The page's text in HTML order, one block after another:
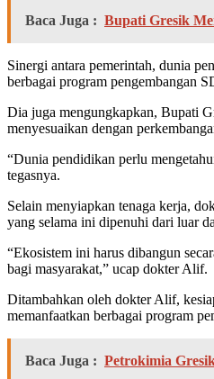
Baca Juga : Bupati Gresik
Sinergi antara pemerintah, dunia
berbagai program pengembangan
Dia juga mengungkapkan, Bupati
menyesuaikan dengan
“Dunia pendidikan perlu
tegasnya.
Selain menyiapkan tenaga kerja,
yang selama ini dipenuhi dari luar
“Ekosistem ini harus dibangun
bagi masyarakat,” ucap dokter Alif.
Ditambahkan oleh dokter Alif,
memanfaatkan berbagai program
Baca Juga : Petrokimia